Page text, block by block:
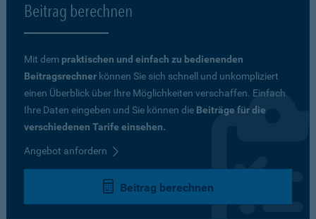
Beitrag berechnen
Mit dem praktischen und einfach zu bedienenden
Beitragsrechner können Sie sich schnell und unkompliziert
einen Überblick über Ihre Möglichkeiten verschaffen. Einfach
Ihre Daten eingeben und Sie können die Beiträge für die
verschiedenen Tarife einsehen.
Angebot anfordern
Beitrag berechnen